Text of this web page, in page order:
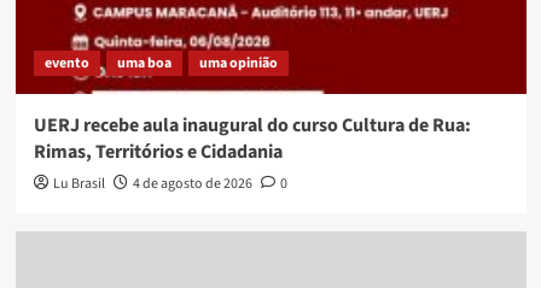
evento uma boa uma opinião
UERJ recebe aula inaugural do curso Cultura de Rua:
Rimas, Territórios e Cidadania
Lu Brasil 4 de agosto de 2026 0